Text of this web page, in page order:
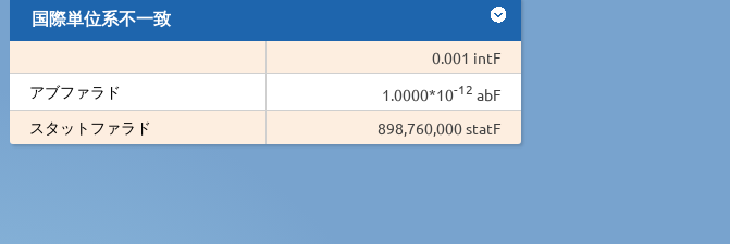
国際単位系不一致
0.001 intF
アブファラド
1.0000*10-12 abF
スタットファラド
898,760,000 statF